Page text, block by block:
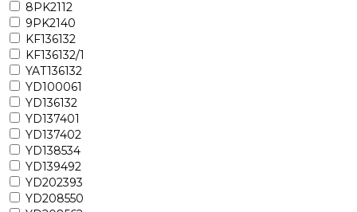
8PK2112
9PK2140
KF136132
KF136132/1
YAT136132
YD100061
YD136132
YD137401
YD137402
YD138534
YD139492
YD202393
YD208550